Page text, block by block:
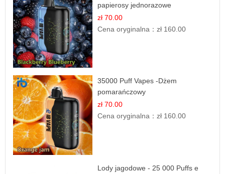
papierosy jednorazowe
zł 70.00
Cena oryginalna：zł 160.00
35000 Puff Vapes -Dżem
pomarańczowy
zł 70.00
Cena oryginalna：zł 160.00
Lody jagodowe - 25 000 Puffs e